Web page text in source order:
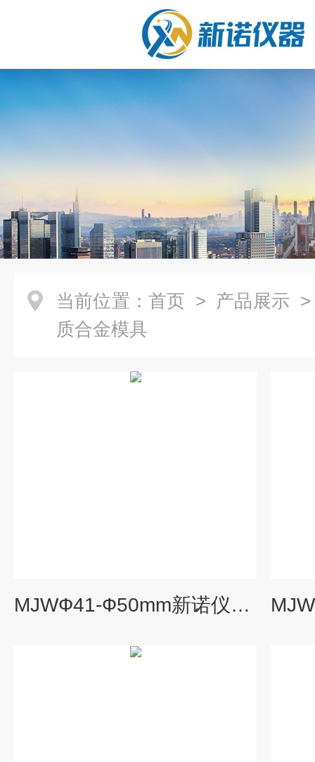
当前位置： 首页 > 产品展示
质合金模具
MJWФ41-Ф50mm新诺仪器硬质合金模具（Ф41-Ф50mm）